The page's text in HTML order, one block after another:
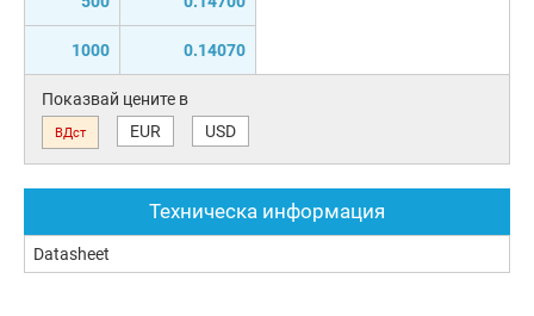
1000 0.14070
Показвай цените в
ВДст EUR USD
Техническа информация
Datasheet